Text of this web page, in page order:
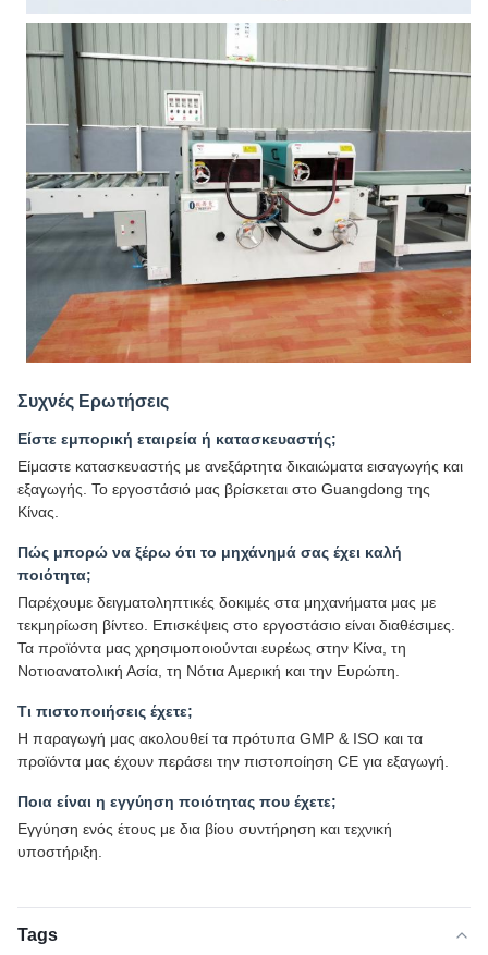
Συχνές Ερωτήσεις
Είστε εμπορική εταιρεία ή κατασκευαστής;
Είμαστε κατασκευαστής με ανεξάρτητα δικαιώματα εισαγωγής και
εξαγωγής. Το εργοστάσιό μας βρίσκεται στο Guangdong της
Κίνας.
Πώς μπορώ να ξέρω ότι το μηχάνημά σας έχει καλή
ποιότητα;
Παρέχουμε δειγματοληπτικές δοκιμές στα μηχανήματα μας με
τεκμηρίωση βίντεο. Επισκέψεις στο εργοστάσιο είναι διαθέσιμες.
Τα προϊόντα μας χρησιμοποιούνται ευρέως στην Κίνα, τη
Νοτιοανατολική Ασία, τη Νότια Αμερική και την Ευρώπη.
Τι πιστοποιήσεις έχετε;
Η παραγωγή μας ακολουθεί τα πρότυπα GMP & ISO και τα
προϊόντα μας έχουν περάσει την πιστοποίηση CE για εξαγωγή.
Ποια είναι η εγγύηση ποιότητας που έχετε;
Εγγύηση ενός έτους με δια βίου συντήρηση και τεχνική
υποστήριξη.
Tags